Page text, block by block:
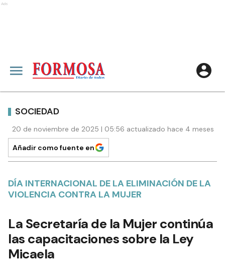
Ads
SOCIEDAD
20 de noviembre de 2025 | 05:56 actualizado hace 4 meses
Añadir como fuente en
DÍA INTERNACIONAL DE LA ELIMINACIÓN DE LA
VIOLENCIA CONTRA LA MUJER
La Secretaría de la Mujer continúa
las capacitaciones sobre la Ley
Micaela